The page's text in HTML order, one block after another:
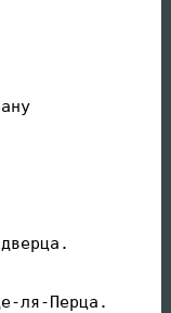
ля-Перца.